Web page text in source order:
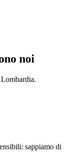
noi
sappiamo di